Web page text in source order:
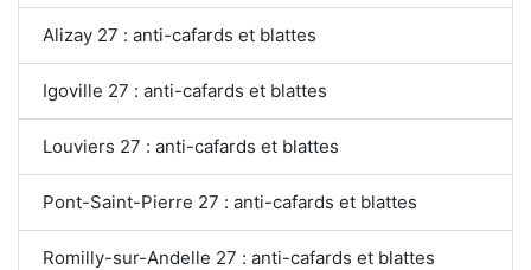
Alizay 27 : anti-cafards et blattes
Igoville 27 : anti-cafards et blattes
Louviers 27 : anti-cafards et blattes
Pont-Saint-Pierre 27 : anti-cafards et blattes
Romilly-sur-Andelle 27 : anti-cafards et blattes